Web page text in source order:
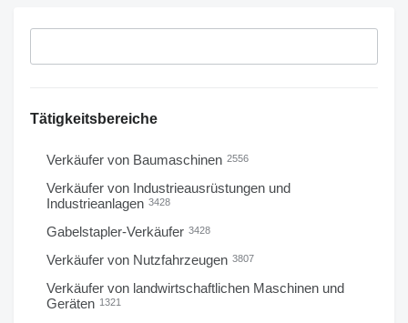
Tätigkeitsbereiche
Verkäufer von Baumaschinen 2556
Verkäufer von Industrieausrüstungen und
Industrieanlagen 3428
Gabelstapler-Verkäufer 3428
Verkäufer von Nutzfahrzeugen 3807
Verkäufer von landwirtschaftlichen Maschinen und
Geräten 1321